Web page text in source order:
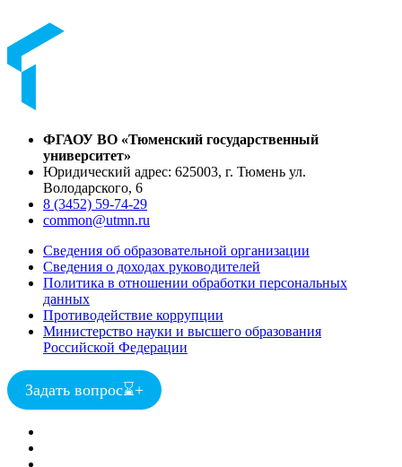
ФГАОУ ВО «Тюменский государственный
университет»
Юридический адрес: 625003, г. Тюмень ул.
Володарского, 6
8 (3452) 59-74-29
common@utmn.ru
Сведения об образовательной организации
Сведения о доходах руководителей
Политика в отношении обработки персональных
данных
Противодействие коррупции
Министерство науки и высшего образования
Российской Федерации
Задать вопрос⌛+